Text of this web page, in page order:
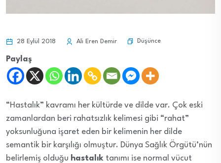
28 Eylül 2018 Ali Eren Demir Düşünce
Paylaş
“Hastalık” kavramı her kültürde ve dilde var. Çok eski
zamanlardan beri rahatsızlık kelimesi gibi “rahat”
yoksunluğuna işaret eden bir kelimenin her dilde
semantik bir karşılığı olmuştur. Dünya Sağlık Örgütü’nün
belirlemiş olduğu hastalık tanımı ise normal vücut